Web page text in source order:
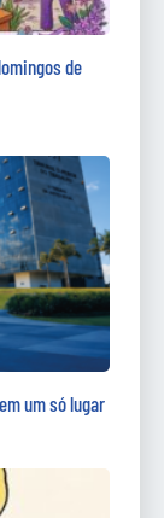
de
um só lugar